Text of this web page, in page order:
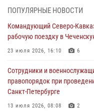
В Удмуртии при силовой
оздоровительных услуг
05 августа 2026, 13:20
посетили мастер-класс по
05 августа 2026, 13:00 3
Офицеры Росгвардии и
ПОПУЛЯРНЫЕ НОВОСТИ
Командующий Северо-
рабочую поездку в
23 июля 2026, 16:10 6
Сотрудники и
правопорядок при
Санкт-Петербурге
13 июля 2026, 08:08 2